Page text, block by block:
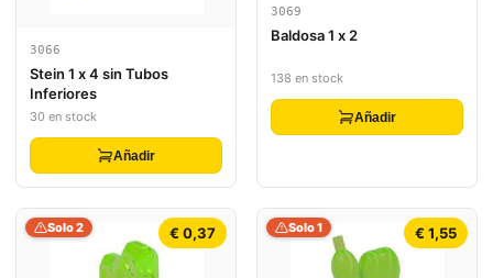
3066
Stein 1 x 4 sin Tubos
Inferiores
30 en stock
Añadir
3069
Baldosa 1 x 2
138 en stock
Añadir
€ 0,37
Solo 2 € 1,55
Solo 1